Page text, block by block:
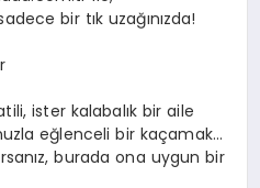
bir tık uzağınızda!
ister kalabalık bir aile
eğlenceli bir kaçamak…
burada ona uygun bir